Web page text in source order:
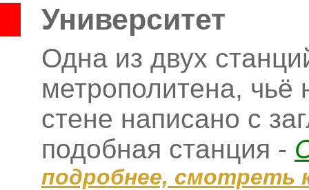
Университет
Одна из двух
метрополитена, чьё
стене написано с
подобная станция -
подробнее, смотреть